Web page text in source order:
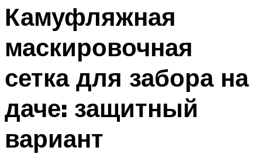
Камуфляжная
маскировочная
сетка для забора на
даче: защитный
вариант